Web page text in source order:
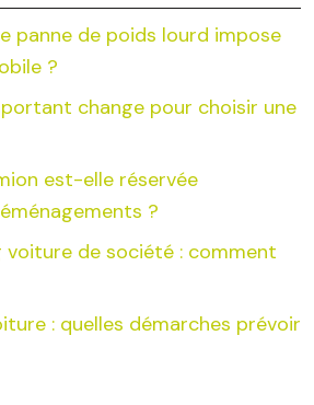
panne de poids lourd impose
?
change pour choisir une
est-elle réservée
?
voiture de société : comment
: quelles démarches prévoir